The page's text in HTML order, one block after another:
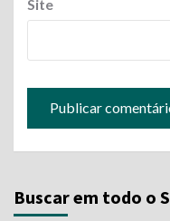
Site
Buscar em todo o